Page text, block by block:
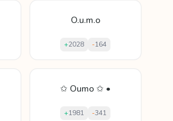
O.u.m.o
+2028 -164
✩ Oumo ✩ •
+1981 -341